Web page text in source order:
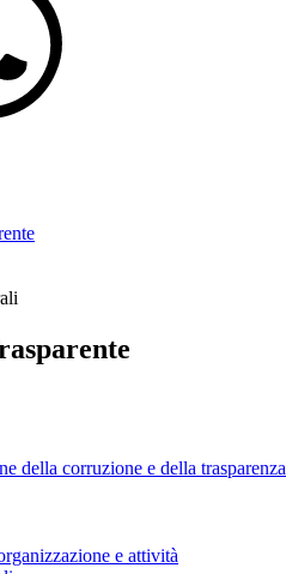
della corruzione e della trasparenza
e attività